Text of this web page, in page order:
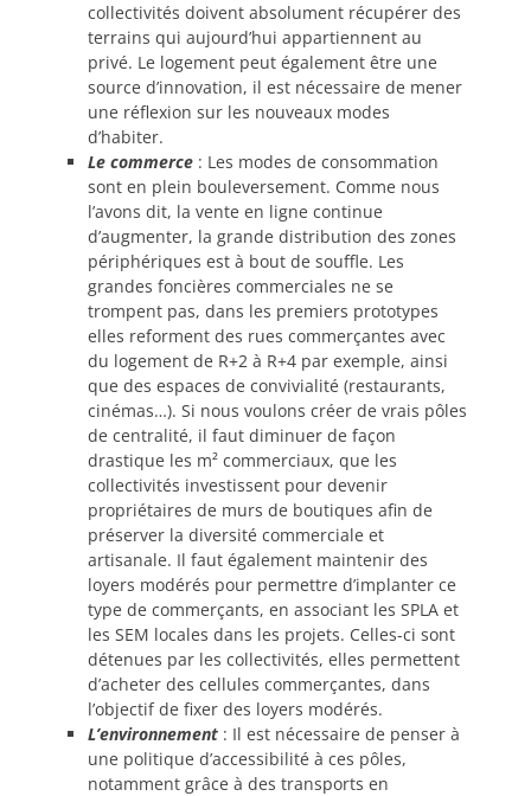
collectivités doivent absolument récupérer des
terrains qui aujourd’hui appartiennent au
privé. Le logement peut également être une
source d’innovation, il est nécessaire de mener
une réflexion sur les nouveaux modes
d’habiter.
Le commerce : Les modes de consommation
sont en plein bouleversement. Comme nous
l’avons dit, la vente en ligne continue
d’augmenter, la grande distribution des zones
périphériques est à bout de souffle. Les
grandes foncières commerciales ne se
trompent pas, dans les premiers prototypes
elles reforment des rues commerçantes avec
du logement de R+2 à R+4 par exemple, ainsi
que des espaces de convivialité (restaurants,
cinémas…). Si nous voulons créer de vrais pôles
de centralité, il faut diminuer de façon
drastique les m² commerciaux, que les
collectivités investissent pour devenir
propriétaires de murs de boutiques afin de
préserver la diversité commerciale et
artisanale. Il faut également maintenir des
loyers modérés pour permettre d’implanter ce
type de commerçants, en associant les SPLA et
les SEM locales dans les projets. Celles-ci sont
détenues par les collectivités, elles permettent
d’acheter des cellules commerçantes, dans
l’objectif de fixer des loyers modérés.
L’environnement : Il est nécessaire de penser à
une politique d’accessibilité à ces pôles,
notamment grâce à des transports en